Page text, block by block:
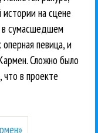
на сцене
в сумасшедшем
певица, и
Сложно было
что в проекте